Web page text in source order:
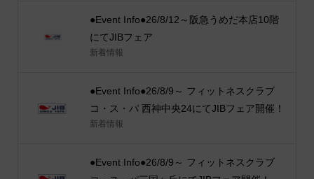
●Event Info●26/8/12～阪急うめだ本店10階
にてJIBフェア
新着情報
●Event Info●26/8/9～ フィットネスクラブ
コ・ス・パ 西神中央24にてJIBフェア開催！
新着情報
●Event Info●26/8/9～ フィットネスクラブ